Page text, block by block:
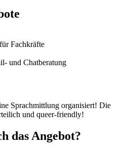
Fachkräfte
und Chatberatung
Sprachmittlung organisiert! Die
und queer-friendly!
das Angebot?